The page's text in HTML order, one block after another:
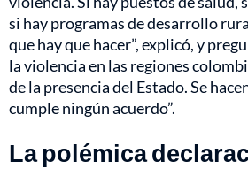
si hay programas de desarrollo
que hay que hacer”, explicó, y
la violencia en las regiones
de la presencia del Estado. Se
cumple ningún acuerdo”.
La polémica